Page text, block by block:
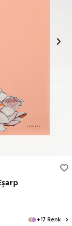
+17 Renk